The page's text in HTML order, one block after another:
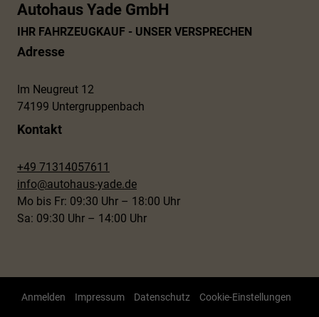
Autohaus Yade GmbH
IHR FAHRZEUGKAUF - UNSER VERSPRECHEN
Adresse
Im Neugreut 12
74199 Untergruppenbach
Kontakt
+49 71314057611
info@autohaus-yade.de
Mo bis Fr: 09:30 Uhr – 18:00 Uhr
Sa: 09:30 Uhr – 14:00 Uhr
Anmelden Impressum Datenschutz Cookie-Einstellungen